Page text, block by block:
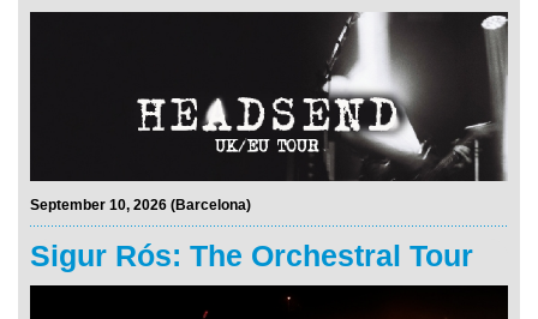
September 10, 2026 (Barcelona)
Sigur Rós: The Orchestral Tour